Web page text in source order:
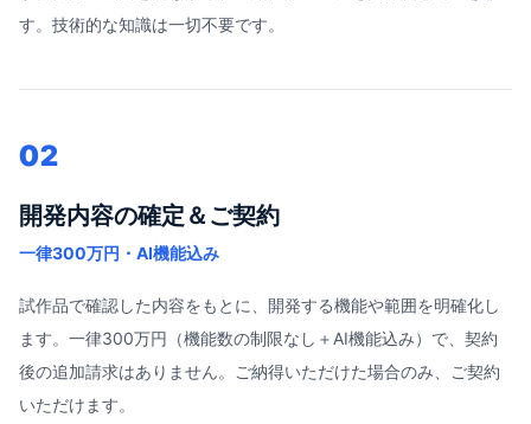
す。技術的な知識は一切不要です。
02
開発内容の確定＆ご契約
一律300万円・AI機能込み
試作品で確認した内容をもとに、開発する機能や範囲を明確化し
ます。一律300万円（機能数の制限なし＋AI機能込み）で、契約
後の追加請求はありません。ご納得いただけた場合のみ、ご契約
いただけます。